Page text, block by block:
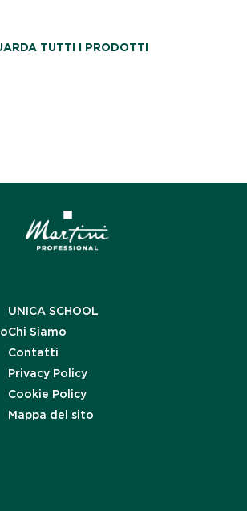
TUTTI I PRODOTTI
UNICA SCHOOL
Chi Siamo
Contatti
Privacy Policy
Cookie Policy
Mappa del sito